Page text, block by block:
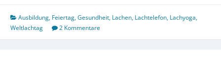
Year!
Happy
New
Ausbildung, Feiertag,Gesundheit, Lachen, Lachtelefon, Lachyoga,
Weltlachtag
2 Kommentare